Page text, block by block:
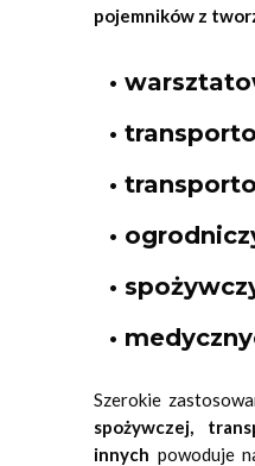
pojemników z
•
•
•
•
•
•
Szerokie
spożywczej,
innych powoduje